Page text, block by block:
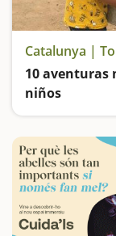
Catalunya |
10 aventuras
niños